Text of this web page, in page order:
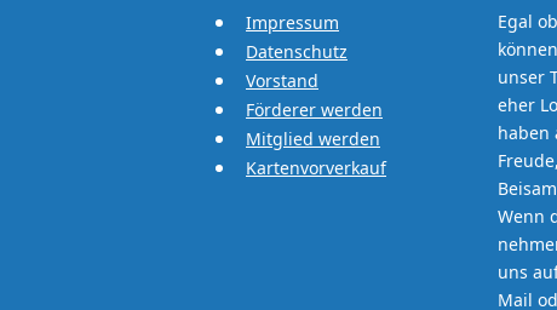
Impressum
Datenschutz
Vorstand
Förderer werden
Mitglied werden
Kartenvorverkauf
Egal
unser
eher
haben
Wenn
uns
Mail